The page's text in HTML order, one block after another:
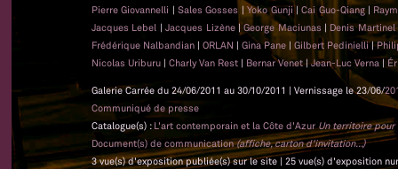
Pierre Giovannelli |Sales Gosses |Yoko Gunji |Cai Guo-Qiang |
Jacques Lebel |Jacques Lizène |George Maciunas | Denis Martinel
Frédérique Nalbandian | ORLAN | Gina Pane | Gilbert Pedinielli|
Nicolas Uriburu | Charly Van Rest | Bernar Venet|Jean-Luc Verna |
Galerie Carrée du 24/06/2011 au 30/10/2011 | Vernissage le 23/06/
Communiqué de presse
Catalogue(s) : L'art contemporain et la Côte d'AzurUn territoire pour
Document(s) de communication(affiche, carton d'invitation...)
3 vue(s) d'exposition publiée(s) sur le site | 25 vue(s) d'exposition